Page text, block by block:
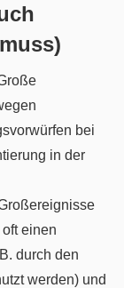
bei
in der
einen
durch den
werden) und